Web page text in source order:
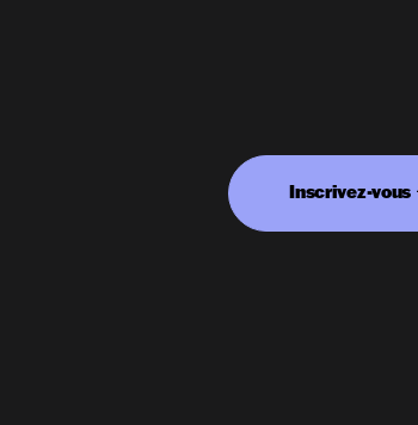
Inscrivez-vous